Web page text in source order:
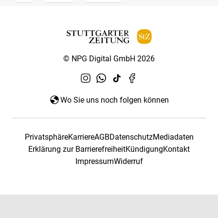
© NPG Digital GmbH 2026
Wo Sie uns noch folgen können
PrivatsphäreKarriereAGBDatenschutzMediadaten
Erklärung zur BarrierefreiheitKündigungKontakt
ImpressumWiderruf